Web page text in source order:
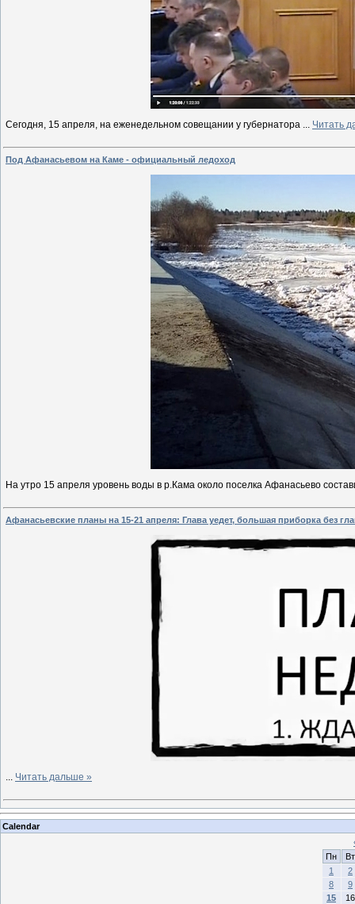
Сегодня, 15 апреля, на еженедельном совещании у губернатора ... Читать
Под Афанасьевом на Каме - официальный ледоход
На утро 15 апреля уровень воды в р.Кама около поселка Афанасьево
Афанасьевские планы на 15-21 апреля: Глава уедет, большая приборка без
... Читать дальше »
Calendar
Пн
Вт
1
2
8
9
15
16